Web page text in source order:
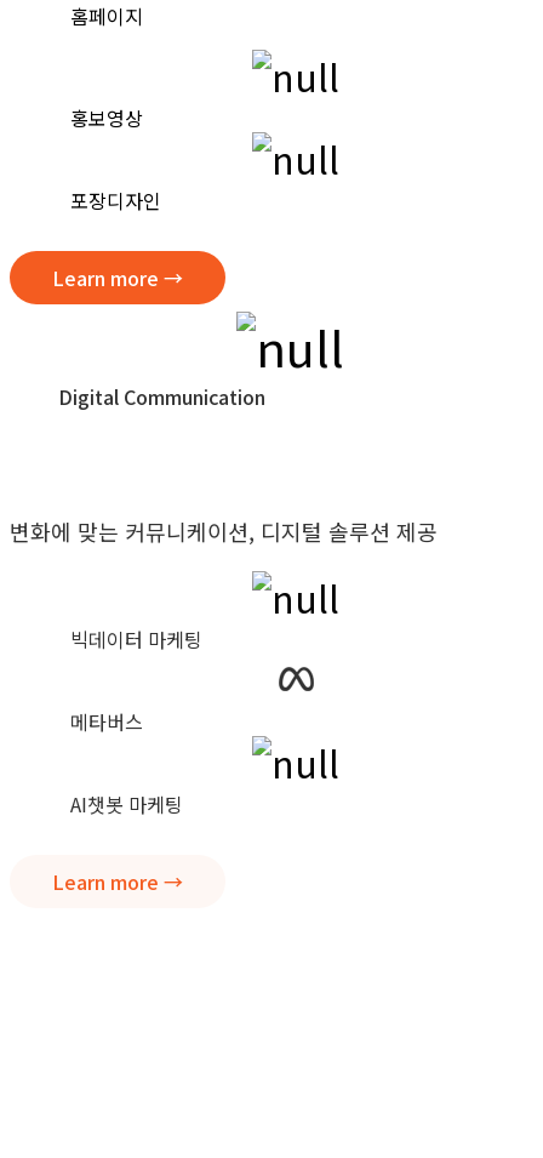
홈페이지
홍보영상
포장디자인
Learn more →
Digital Communication
변화에 맞는 커뮤니케이션, 디지털 솔루션 제공
빅데이터 마케팅
메타버스
AI챗봇 마케팅
Learn more →